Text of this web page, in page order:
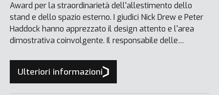
Award per la straordinarietà dell'allestimento dello
stand e dello spazio esterno. I giudici Nick Drew e Peter
Haddock hanno apprezzato il design attento e l'area
dimostrativa coinvolgente. Il responsabile delle
che il riconoscimento è la testimonianza della
transizione del marchio Develon e delle prestazioni
Ulteriori informazioni